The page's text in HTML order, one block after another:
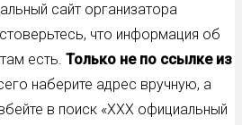
сайт организатора
что информация об
есть. Только не по ссылке из
наберите адрес вручную, а
в поиск «ХХХ официальный